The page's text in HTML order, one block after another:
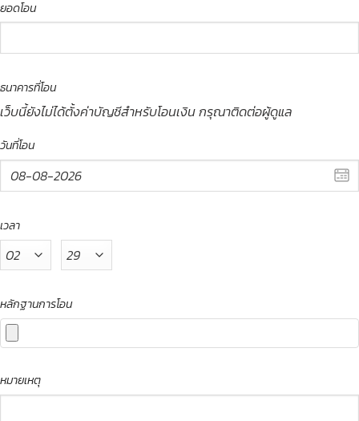
ยอดโอน
ธนาคารที่โอน
เว็บนี้ยังไม่ได้ตั้งค่าบัญชีสำหรับโอนเงิน กรุณาติดต่อผู้ดูแล
วันที่โอน
เวลา
หลักฐานการโอน
หมายเหตุ